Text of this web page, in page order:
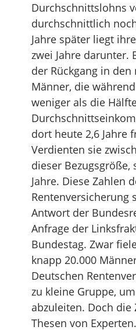
Durchschnittslohns
durchschnittlich
Jahre später liegt
zwei Jahre darunter.
der Rückgang in
Männer, die
weniger als die
dort heute 2,6 Jahre
Verdienten sie
dieser
Jahre. Diese Zahlen
Rentenversicherung
Antwort der
Anfrage der
Bundestag. Zwar
knapp 20.000
Deutschen
zu kleine Gruppe,
abzuleiten. Doch die
Thesen von Experten.